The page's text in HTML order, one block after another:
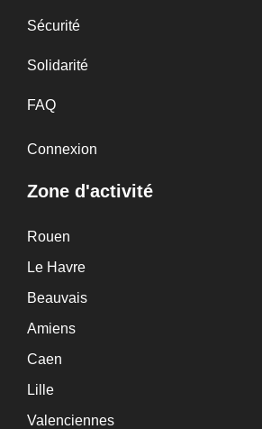
Sécurité
Solidarité
FAQ
Connexion
Zone d'activité
Rouen
Le Havre
Beauvais
Amiens
Caen
Lille
Valenciennes